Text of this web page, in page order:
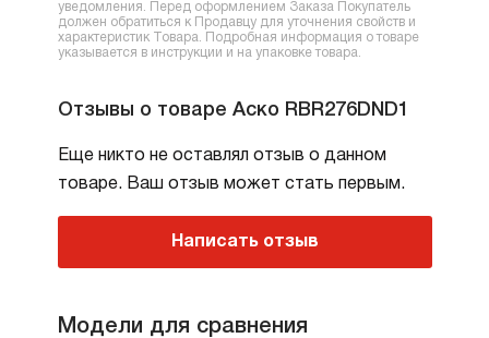
уведомления. Перед оформлением Заказа Покупатель
должен обратиться к Продавцу для уточнения свойств и
характеристик Товара. Подробная информация о товаре
указывается в инструкции и на упаковке товара.
Отзывы о товаре Аско RBR276DND1
Еще никто не оставлял отзыв о данном
товаре. Ваш отзыв может стать первым.
Написать отзыв
Модели для сравнения